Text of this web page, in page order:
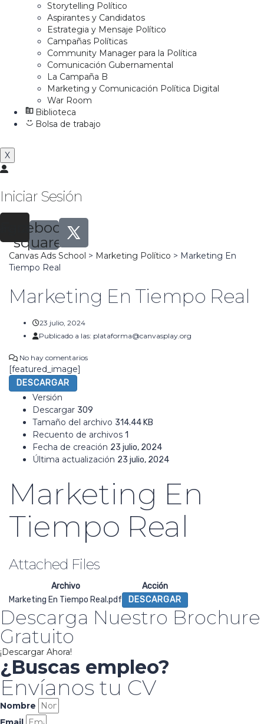
Storytelling Político
Aspirantes y Candidatos
Estrategia y Mensaje Político
Campañas Políticas
Community Manager para la Política
Comunicación Gubernamental
La Campaña B
Marketing y Comunicación Política Digital
War Room
Biblioteca
Bolsa de trabajo
X
Iniciar Sesión
Facebook-
square
Canvas Ads School > Marketing Político > Marketing En
Tiempo Real
Marketing En Tiempo Real
23 julio, 2024
Publicado a las: plataforma@canvasplay.org
No hay comentarios
[featured_image]
DESCARGAR
Versión
Descargar 309
Tamaño del archivo 314.44 KB
Recuento de archivos 1
Fecha de creación 23 julio, 2024
Última actualización 23 julio, 2024
Marketing En
Tiempo Real
Attached Files
Archivo
Acción
Marketing En Tiempo Real.pdf
DESCARGAR
Descarga Nuestro Brochure
Gratuito
¡Descargar Ahora!
¿Buscas empleo?
Envíanos tu CV
Nombre